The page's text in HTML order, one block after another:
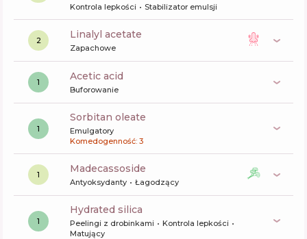
Kontrola lepkości Stabilizator emulsji
2 linalyl acetate
Zapachowe
1 acetic acid
Buforowanie
1
sorbitan oleate
Emulgatory
Komedogenność: 3
1 madecassoside
Antyoksydanty Łagodzący
1
hydrated silica
Peelingi z drobinkami
Kontrola lepkości
Matujący